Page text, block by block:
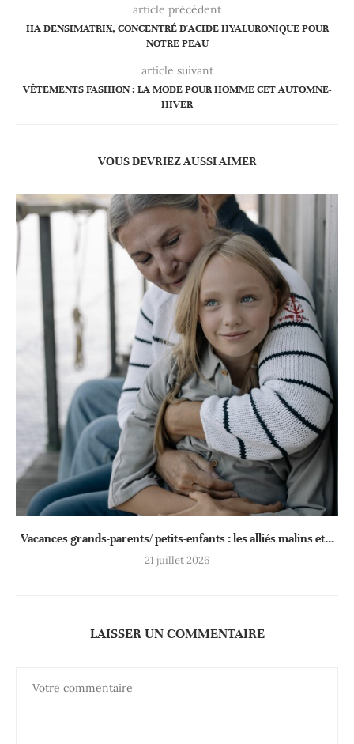
article précédent
HA DENSIMATRIX, CONCENTRÉ D'ACIDE HYALURONIQUE POUR
NOTRE PEAU
article suivant
VÊTEMENTS FASHION : LA MODE POUR HOMME CET AUTOMNE-
HIVER
VOUS DEVRIEZ AUSSI AIMER
Vacances grands-parents/ petits-enfants : les alliés malins et...
21 juillet 2026
LAISSER UN COMMENTAIRE